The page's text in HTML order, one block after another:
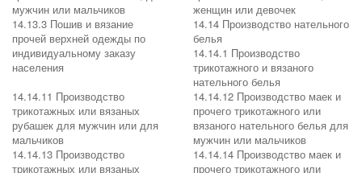
мужчин или мальчиков
женщин или девочек
14.13.3 Пошив и вязание
прочей верхней одежды по
индивидуальному заказу
населения
14.14 Производство нательного
белья
14.14.1 Производство
трикотажного и вязаного
нательного белья
14.14.11 Производство
трикотажных или вязаных
рубашек для мужчин или для
мальчиков
14.14.12 Производство маек и
прочего трикотажного или
вязаного нательного белья для
мужчин или мальчиков
14.14.13 Производство
трикотажных или вязаных
14.14.14 Производство маек и
прочего трикотажного или